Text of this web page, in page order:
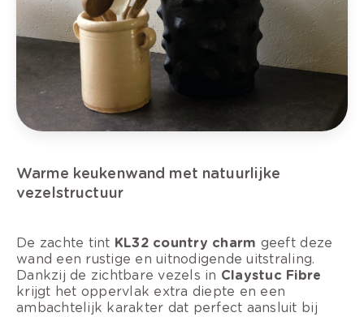
Warme keukenwand met natuurlijke
vezelstructuur
De zachte tint KL32 country charm geeft deze
wand een rustige en uitnodigende uitstraling.
Dankzij de zichtbare vezels in Claystuc Fibre
krijgt het oppervlak extra diepte en een
ambachtelijk karakter dat perfect aansluit bij